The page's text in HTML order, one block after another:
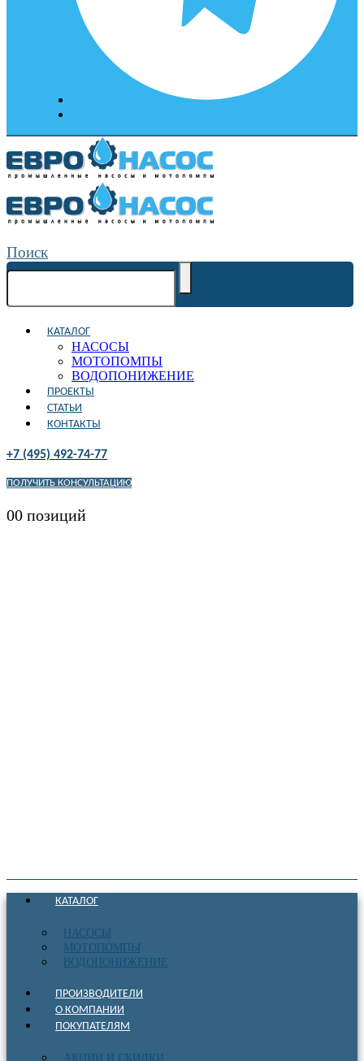
Поиск
КАТАЛОГ
НАСОСЫ
МОТОПОМПЫ
ВОДОПОНИЖЕНИЕ
ПРОЕКТЫ
СТАТЬИ
КОНТАКТЫ
+7 (495) 492-74-77
ПОЛУЧИТЬ КОНСУЛЬТАЦИЮ
00 позиций
КАТАЛОГ
НАСОСЫ
МОТОПОМПЫ
ВОДОПОНИЖЕНИЕ
ПРОИЗВОДИТЕЛИ
О КОМПАНИИ
ПОКУПАТЕЛЯМ
АКЦИИ И СКИДКИ